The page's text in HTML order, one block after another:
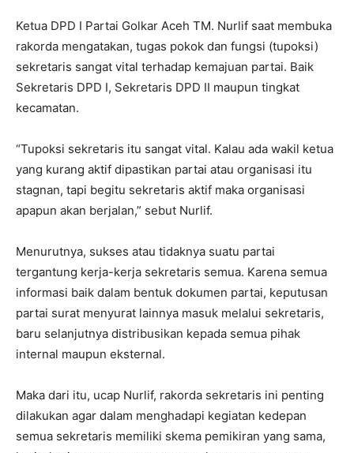
Ketua DPD I Partai Golkar Aceh TM. Nurlif saat membuka
rakorda mengatakan, tugas pokok dan fungsi (tupoksi)
sekretaris sangat vital terhadap kemajuan partai. Baik
Sekretaris DPD I, Sekretaris DPD II maupun tingkat
kecamatan.
“Tupoksi sekretaris itu sangat vital. Kalau ada wakil ketua
yang kurang aktif dipastikan partai atau organisasi itu
stagnan, tapi begitu sekretaris aktif maka organisasi
apapun akan berjalan,” sebut Nurlif.
Menurutnya, sukses atau tidaknya suatu partai
tergantung kerja-kerja sekretaris semua. Karena semua
informasi baik dalam bentuk dokumen partai, keputusan
partai surat menyurat lainnya masuk melalui sekretaris,
baru selanjutnya distribusikan kepada semua pihak
internal maupun eksternal.
Maka dari itu, ucap Nurlif, rakorda sekretaris ini penting
dilakukan agar dalam menghadapi kegiatan kedepan
semua sekretaris memiliki skema pemikiran yang sama,